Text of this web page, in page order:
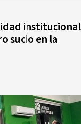
institucional
sucio en la